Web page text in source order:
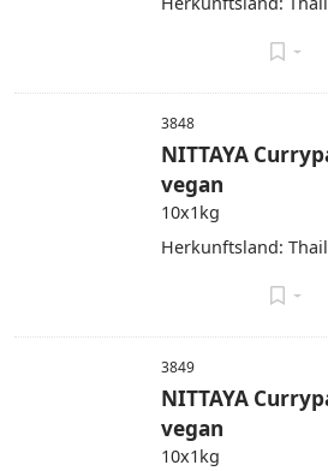
3848
NITTAYA
vegan
10x1kg
Herkunftsland:
3849
NITTAYA
vegan
10x1kg